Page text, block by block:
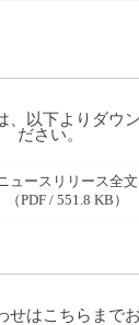
、以下よりダウ
ださい。
ュースリリース全文
（PDF / 551.8 KB）
せはこちら まで